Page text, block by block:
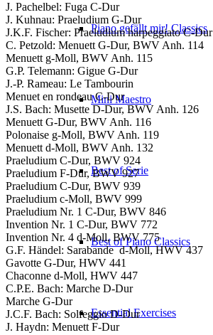
Piano gefällt mir! Classics
Mini Maestro
Best of Serie
Best of Piano Classics
Essential Exercises
J. Pachelbel: Fuga C-Dur
J. Kuhnau: Praeludium G-Dur
J.K.F. Fischer: Praeludium harpeggiato C-Dur
C. Petzold: Menuett G-Dur, BWV Anh. 114
Menuett g-Moll, BWV Anh. 115
G.P. Telemann: Gigue G-Dur
J.-P. Rameau: Le Tambourin
Menuet en rondeau C-Dur
J.S. Bach: Musette D-Dur, BWV Anh. 126
Menuett G-Dur, BWV Anh. 116
Polonaise g-Moll, BWV Anh. 119
Menuett d-Moll, BWV Anh. 132
Praeludium C-Dur, BWV 924
Praeludium F-Dur, BWV 927
Praeludium C-Dur, BWV 939
Praeludium c-Moll, BWV 999
Praeludium Nr. 1 C-Dur, BWV 846
Invention Nr. 1 C-Dur, BWV 772
Invention Nr. 4 d-Moll, BWV 775
G.F. Händel: Sarabande d-Moll, HWV 437
Gavotte G-Dur, HWV 441
Chaconne d-Moll, HWV 447
C.P.E. Bach: Marche D-Dur
Marche G-Dur
J.C.F. Bach: Solfeggio D-Dur
J. Haydn: Menuett F-Dur